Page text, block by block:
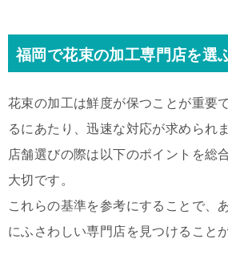
福岡で花束の加工専門店を選
花束の加工は鮮度が保つことが重要
るにあたり、迅速な対応が求められま
店舗選びの際は以下のポイントを総
大切です。
これらの基準を参考にすることで、
にふさわしい専門店を見つけること